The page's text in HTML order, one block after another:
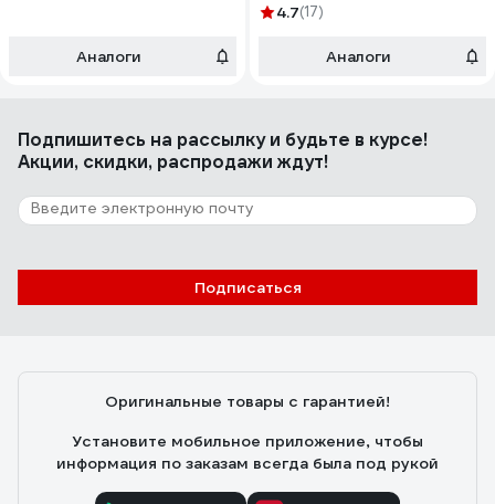
Аналоги
4.7(17)
Аналоги
Подпишитесь на рассылкуи будьте в курсе!
Акции, скидки, распродажи ждут!
Подписаться
Оригинальные товары с гарантией!
Установите мобильное приложение, чтобы
информация по заказам всегда была под рукой